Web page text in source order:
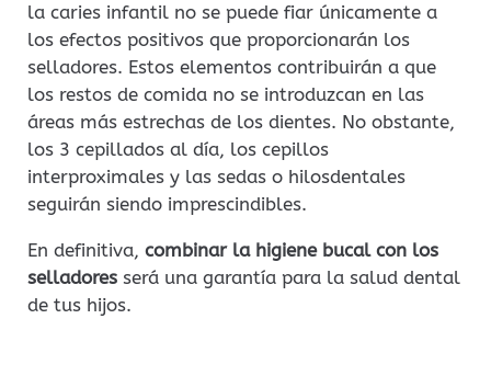
la caries infantil no se puede fiar únicamente a
los efectos positivos que proporcionarán los
selladores. Estos elementos contribuirán a que
los restos de comida no se introduzcan en las
áreas más estrechas de los dientes. No obstante,
los 3 cepillados al día, los cepillos
interproximales y las sedas o hilosdentales
seguirán siendo imprescindibles.
En definitiva, combinar la higiene bucal con los
selladores será una garantía para la salud dental
de tus hijos.